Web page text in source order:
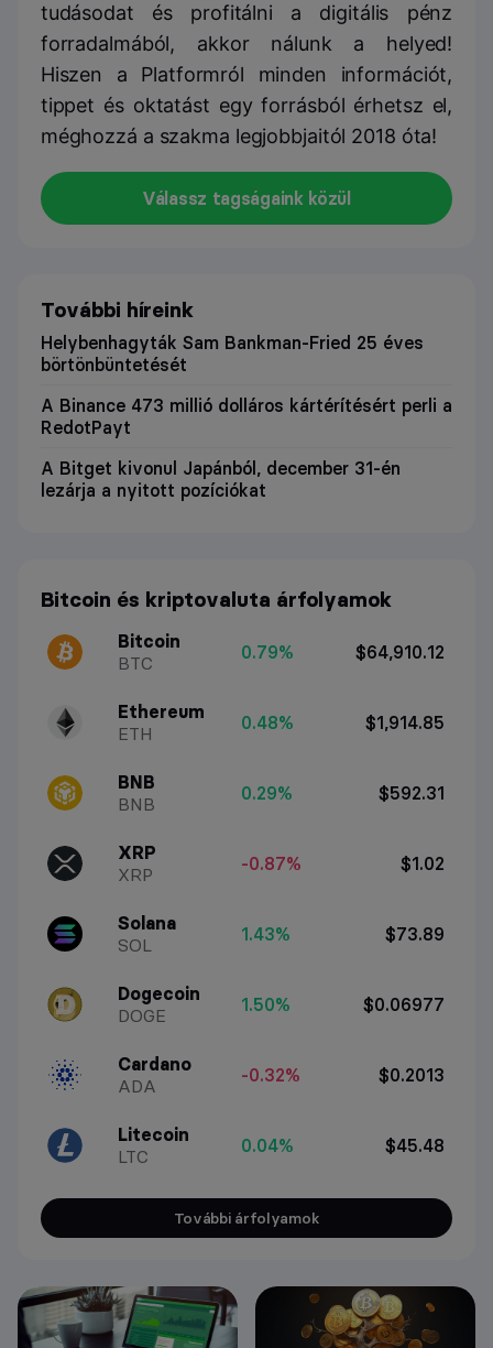
tudásodat és profitálni a digitális pénz
forradalmából, akkor nálunk a helyed!
Hiszen a Platformról minden információt,
tippet és oktatást egy forrásból érhetsz el,
méghozzá a szakma legjobbjaitól 2018 óta!
Válassz tagságaink közül
További híreink
Helybenhagyták Sam Bankman-Fried 25 éves
börtönbüntetését
A Binance 473 millió dolláros kártérítésért perli a
RedotPayt
A Bitget kivonul Japánból, december 31-én
lezárja a nyitott pozíciókat
Bitcoin és kriptovaluta árfolyamok
Bitcoin
BTC
0.79% $64,910.12
Ethereum
ETH
0.48% $1,914.85
BNB
BNB
0.29% $592.31
XRP
XRP
-0.87% $1.02
Solana
SOL
1.43% $73.89
Dogecoin
DOGE
1.50% $0.06977
Cardano
ADA
-0.32% $0.2013
Litecoin
LTC
0.04% $45.48
További árfolyamok